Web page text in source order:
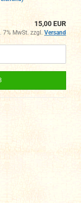
15,00 EUR
7% MwSt. zzgl. Versand